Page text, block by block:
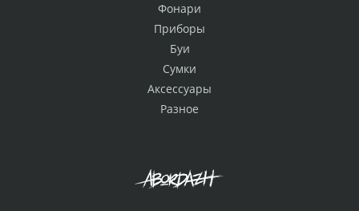
Фонари
Приборы
Буи
Сумки
Аксессуары
Разное